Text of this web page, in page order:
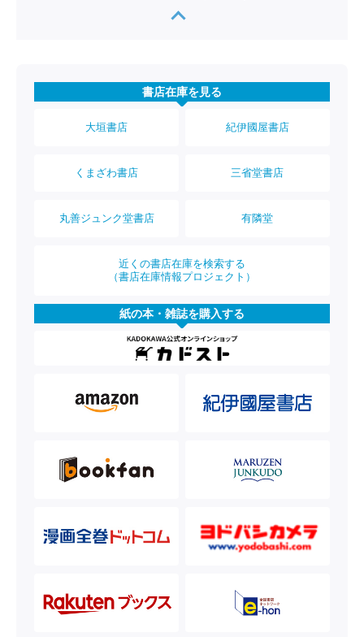
書店在庫を見る
大垣書店 紀伊國屋書店
くまざわ書店 三省堂書店
丸善ジュンク堂書店 有隣堂
近くの書店在庫を検索する
（書店在庫情報プロジェクト）
紙の本・雑誌を購入する